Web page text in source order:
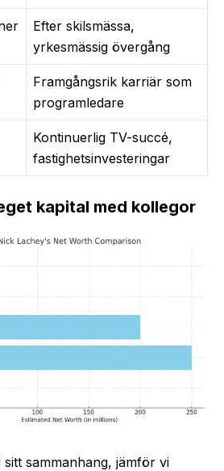
Efter skilsmässa,
yrkesmässig övergång
Framgångsrik karriär som
programledare
Kontinuerlig TV-succé,
fastighetsinvesteringar
kapital med kollegor
sammanhang, jämför vi